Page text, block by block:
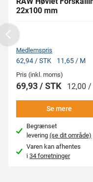
22x100 mm
Medlemspris
62,94 / STK 11,65 / M
Pris (inkl. moms)
69,93 / STK 12,00 /
Se mere
Begrænset
levering(se dit område)
Varen kan afhentes
i34 forretninger
Previous